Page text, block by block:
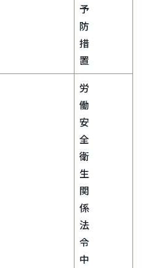
予
防
措
置
労
働
安
全
衛
生
関
係
法
令
中